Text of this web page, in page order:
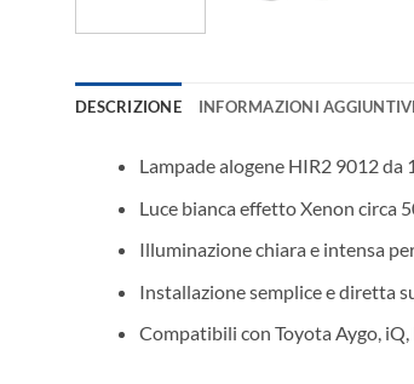
DESCRIZIONE INFORMAZIONI
Lampade alogene HIR2 9012
Luce bianca effetto Xenon circa
Illuminazione chiara e intensa
Installazione semplice e diretta
Compatibili con Toyota Aygo,